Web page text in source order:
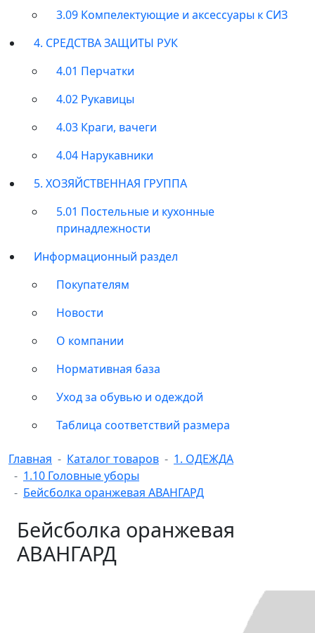
3.09 Компелектующие и аксессуары к СИЗ
4. СРЕДСТВА ЗАЩИТЫ РУК
4.01 Перчатки
4.02 Рукавицы
4.03 Краги, вачеги
4.04 Нарукавники
5. ХОЗЯЙСТВЕННАЯ ГРУППА
5.01 Постельные и кухонные
принадлежности
Информационный раздел
Покупателям
Новости
О компании
Нормативная база
Уход за обувью и одеждой
Таблица соответствий размера
Главная Каталог товаров
1. ОДЕЖДА
1.10 Головные уборы
Бейсболка оранжевая АВАНГАРД
Бейсболка оранжевая
АВАНГАРД